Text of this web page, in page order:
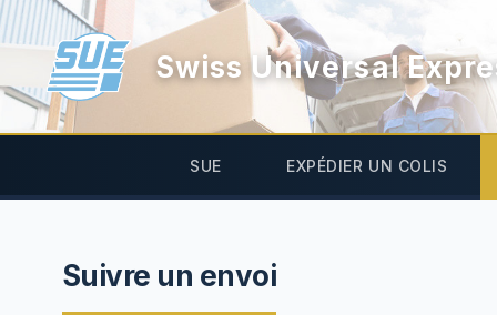
Swiss Universal
SUE EXPÉDIER UN COLIS
Suivre un envoi